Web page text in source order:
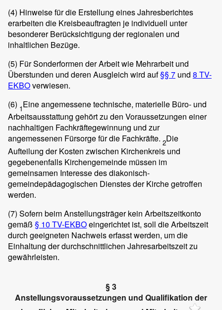
(4) Hinweise für die Erstellung eines Jahresberichtes
erarbeiten die Kreisbeauftragten je individuell unter
besonderer Berücksichtigung der regionalen und
inhaltlichen Bezüge.
(5) Für Sonderformen der Arbeit wie Mehrarbeit und
Überstunden und deren Ausgleich wird auf§§ 7 und 8 TV-
EKBOverwiesen.
(6) 1Eine angemessene technische, materielle Büro- und
Arbeitsausstattung gehört zu den Voraussetzungen einer
nachhaltigen Fachkräftegewinnung und zur
angemessenen Fürsorge für die Fachkräfte. 2Die
Aufteilung der Kosten zwischen Kirchenkreis und
gegebenenfalls Kirchengemeinde müssen im
gemeinsamen Interesse des diakonisch-
gemeindepädagogischen Dienstes der Kirche getroffen
werden.
(7) Sofern beim Anstellungsträger kein Arbeitszeitkonto
gemäß § 10 TV-EKBOeingerichtet ist, soll die Arbeitszeit
durch geeigneten Nachweis erfasst werden, um die
Einhaltung der durchschnittlichen Jahresarbeitszeit zu
gewährleisten.
§ 3
Anstellungsvoraussetzungen und Qualifikation der